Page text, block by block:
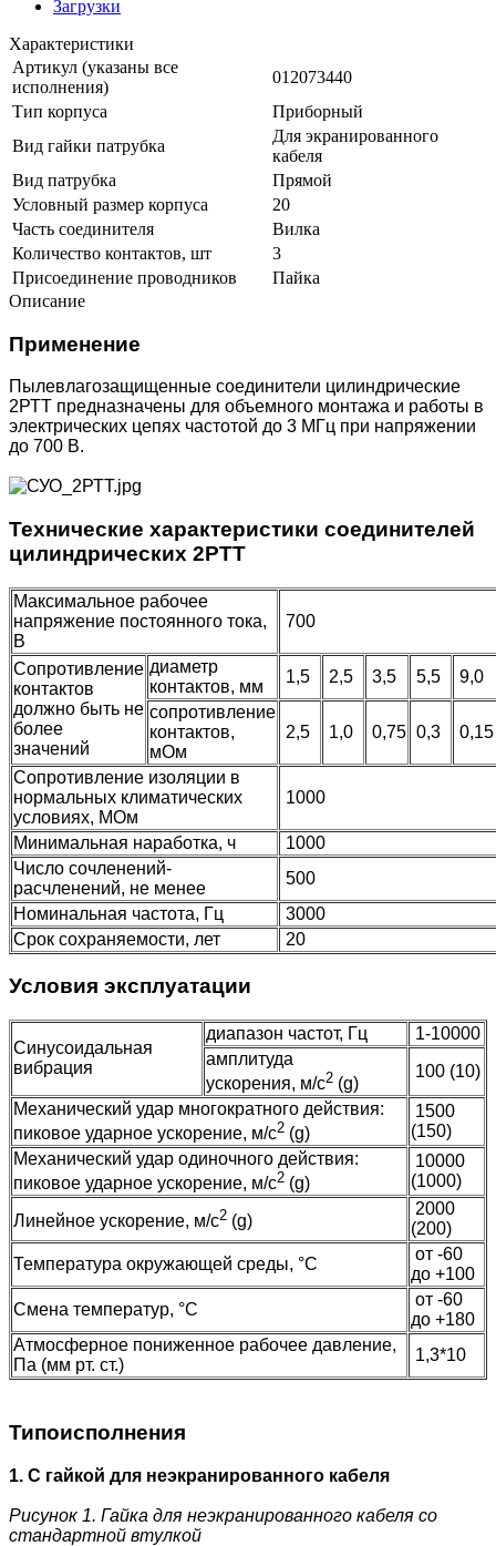
Загрузки
Характеристики
Артикул (указаны все
исполнения)
012073440
Тип корпуса
Приборный
Вид гайки патрубка
Для экранированного
кабеля
Вид патрубка
Прямой
Условный размер корпуса
20
Часть соединителя
Вилка
Количество контактов, шт
3
Присоединение проводников
Пайка
Описание
Применение
Пылевлагозащищенные соединители цилиндрические
2РТТ предназначены для объемного монтажа и работы в
электрических цепях частотой до 3 МГц при напряжении
до 700 В.
Технические характеристики соединителей
цилиндрических 2РТТ
Максимальное рабочее
напряжение постоянного тока,
В
700
Сопротивление
контактов
должно быть не
более
значений
диаметр
контактов, мм
1,5 2,5 3,5 5,5
9,0
сопротивление
контактов,
мОм
2,5 1,0 0,75 0,3
Сопротивление изоляции в
нормальных климатических
условиях, МОм
1000
Минимальная наработка, ч
1000
Число сочленений-
расчленений, не менее
500
Номинальная частота, Гц
3000
Срок сохраняемости, лет
20
Условия эксплуатации
Синусоидальная
вибрация
диапазон частот, Гц
1-10000
амплитуда
ускорения, м/с2 (g)
100 (10)
Механический удар многократного действия:
пиковое ударное ускорение, м/с2 (g)
1500
(150)
Механический удар одиночного действия:
пиковое ударное ускорение, м/с2 (g)
10000
(1000)
Линейное ускорение, м/с2 (g)
2000
(200)
Температура окружающей среды, °C
от -60
до +100
Смена температур, °C
от -60
до +180
Атмосферное пониженное рабочее давление,
Па (мм рт. ст.)
1,3*10
Типоисполнения
1. С гайкой для неэкранированного кабеля
Рисунок 1. Гайка для неэкранированного кабеля со
стандартной втулкой